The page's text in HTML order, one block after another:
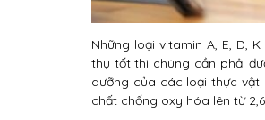
Những loại vitamin A, E, D,
thụ tốt thì chúng cần phải
dưỡng của các loại thực vật
chất chống oxy hóa lên từ